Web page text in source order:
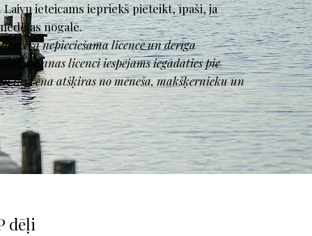
ieteicams iepriekš pieteikt, īpaši, ja
nogalē.
ezerā nepieciešama licence un derīga
licenci iespējams iegādāties pie
tās cena atšķiras no mēneša, makšķernieku un
dēļi